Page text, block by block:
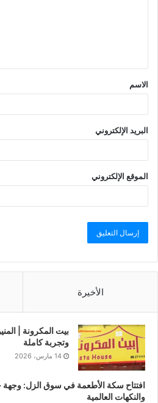
الاسم
البريد الإلكتروني
الموقع الإلكتروني
الأخيرة
وتجربة كاملة
14 مارس، 2026
افتتاح سكة الأطعمة في سوق الزل: وجهة
والنكهات العالمية